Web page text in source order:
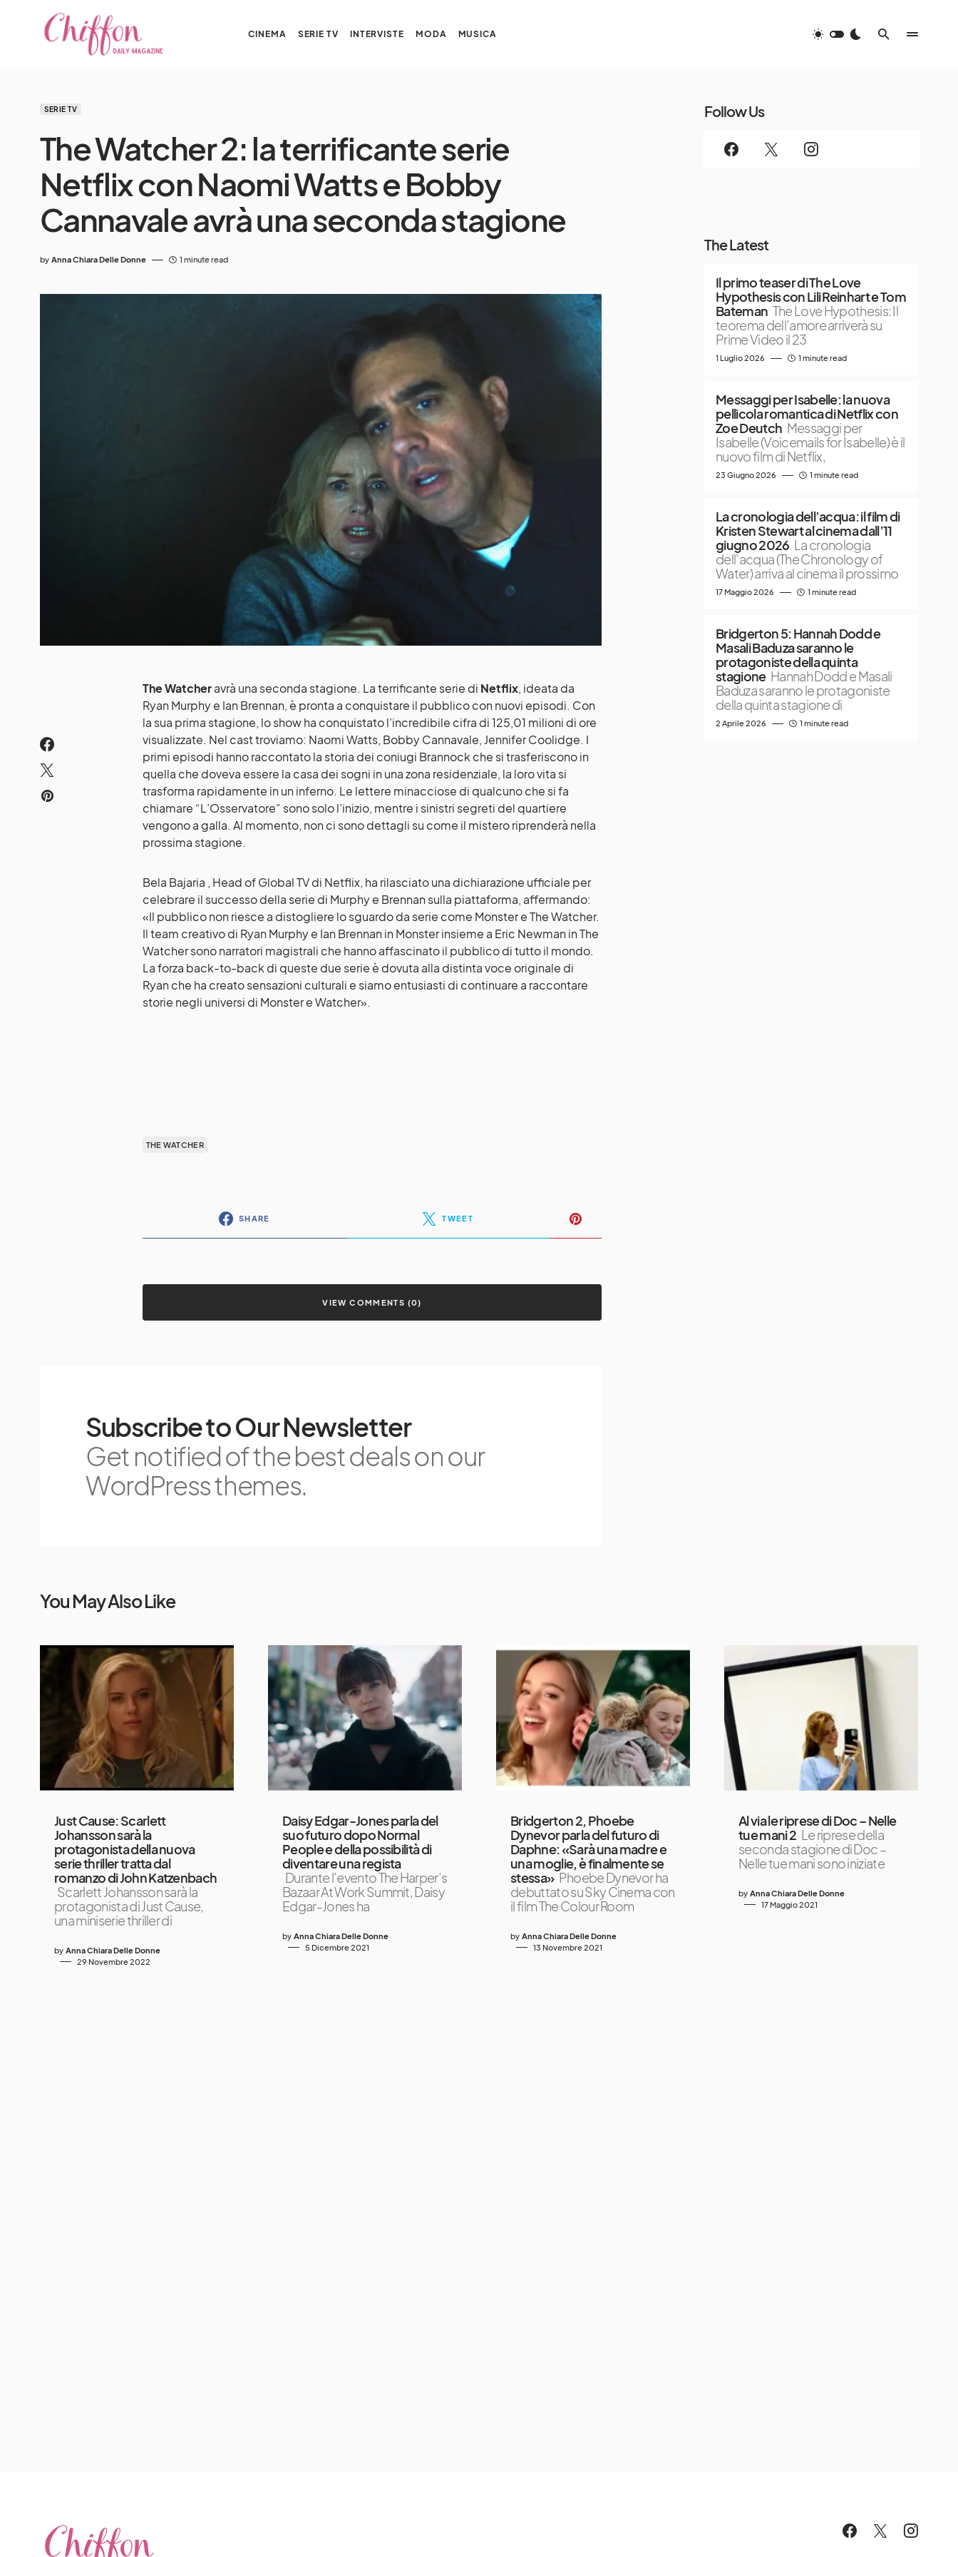
CINEMA SERIE TV INTERVISTE MODA MUSICA
SERIE TV
The Watcher 2: la terrificante serie
Netflix con Naomi Watts e Bobby
Cannavale avrà una seconda stagione
by Anna Chiara Delle Donne 1 minute read
The Watcheravrà una seconda stagione. La terrificante serie di Netflix, ideata da
Ryan Murphy e Ian Brennan, è pronta a conquistare il pubblico con nuovi episodi. Con
la sua prima stagione, lo show ha conquistato l’incredibile cifra di 125,01 milioni di ore
visualizzate. Nel cast troviamo: Naomi Watts, Bobby Cannavale, Jennifer Coolidge. I
primi episodi hanno raccontato la storia dei coniugi Brannock che si trasferiscono in
quella che doveva essere la casa dei sogni in una zona residenziale, la loro vita si
trasforma rapidamente in un inferno. Le lettere minacciose di qualcuno che si fa
chiamare “L’Osservatore” sono solo l’inizio, mentre i sinistri segreti del quartiere
vengono a galla. Al momento, non ci sono dettagli su come il mistero riprenderà nella
prossima stagione.
Bela Bajaria , Head of Global TV di Netflix, ha rilasciato una dichiarazione ufficiale per
celebrare il successo della serie di Murphy e Brennan sulla piattaforma, affermando:
«Il pubblico non riesce a distogliere lo sguardo da serie come Monster e The Watcher.
Il team creativo di Ryan Murphy e Ian Brennan in Monster insieme a Eric Newman in The
Watcher sono narratori magistrali che hanno affascinato il pubblico di tutto il mondo.
La forza back-to-back di queste due serie è dovuta alla distinta voce originale di
Ryan che ha creato sensazioni culturali e siamo entusiasti di continuare a raccontare
storie negli universi di Monster e Watcher».
THE WATCHER
SHARE TWEET
VIEW COMMENTS (0)
Subscribe to Our Newsletter
Get notified of the best deals on our
WordPress themes.
Follow Us
The Latest
Il primo teaser di The Love
Hypothesis con Lili Reinhart e Tom
Bateman The Love Hypothesis: Il
teorema dell’amore arriverà su
Prime Video il 23
1 Luglio 2026 1 minute read
Messaggi per Isabelle: la nuova
pellicola romantica di Netflix con
Zoe Deutch Messaggi per
Isabelle (Voicemails for Isabelle) è il
nuovo film di Netflix,
23 Giugno 2026 1 minute read
La cronologia dell’acqua: il film di
Kristen Stewart al cinema dall’11
giugno 2026 La cronologia
dell’acqua (The Chronology of
Water) arriva al cinema il prossimo
17 Maggio 2026 1 minute read
Bridgerton 5: Hannah Dodd e
Masali Baduza saranno le
protagoniste della quinta
stagione Hannah Dodd e Masali
Baduza saranno le protagoniste
della quinta stagione di
2 Aprile 2026 1 minute read
You May Also Like
Just Cause: Scarlett
Johansson sarà la
protagonista della nuova
serie thriller tratta dal
romanzo di John Katzenbach
Scarlett Johansson sarà la
protagonista di Just Cause,
una miniserie thriller di
by Anna Chiara Delle Donne
29 Novembre 2022
Daisy Edgar-Jones parla del
suo futuro dopo Normal
People e della possibilità di
diventare una regista
Durante l’evento The Harper’s
Bazaar At Work Summit, Daisy
Edgar-Jones ha
by Anna Chiara Delle Donne
5 Dicembre 2021
Bridgerton 2, Phoebe
Dynevor parla del futuro di
Daphne: «Sarà una madre e
una moglie, è finalmente se
stessa» Phoebe Dynevor ha
debuttato su Sky Cinema con
il film The Colour Room
by Anna Chiara Delle Donne
13 Novembre 2021
Al via le riprese di Doc – Nelle
tue mani 2 Le riprese della
seconda stagione di Doc –
Nelle tue mani sono iniziate
by Anna Chiara Delle Donne
17 Maggio 2021